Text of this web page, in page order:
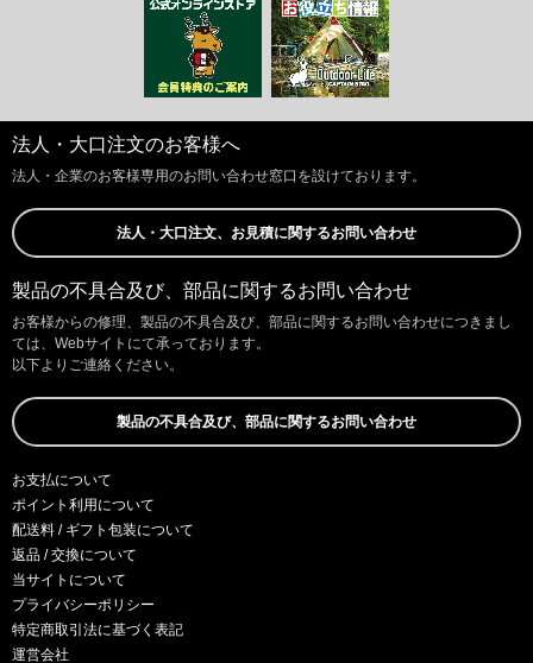
法人・大口注文のお客様へ
法人・企業のお客様専用のお問い合わせ窓口を設けております。
法人・大口注文、お見積に関するお問い合わせ
製品の不具合及び、部品に関するお問い合わせ
お客様からの修理、製品の不具合及び、部品に関するお問い合わせにつきまし
ては、Webサイトにて承っております。
以下よりご連絡ください。
製品の不具合及び、部品に関するお問い合わせ
お支払について
ポイント利用について
配送料 / ギフト包装について
返品 / 交換について
当サイトについて
プライバシーポリシー
特定商取引法に基づく表記
運営会社